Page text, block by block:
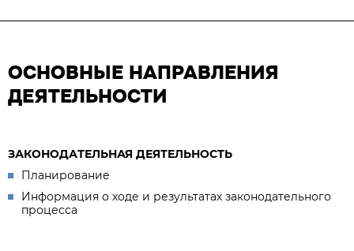
ОСНОВНЫЕ НАПРАВЛЕНИЯ
ДЕЯТЕЛЬНОСТИ
ЗАКОНОДАТЕЛЬНАЯ ДЕЯТЕЛЬНОСТЬ
Планирование
Информация о ходе и результатах законодательного
процесса